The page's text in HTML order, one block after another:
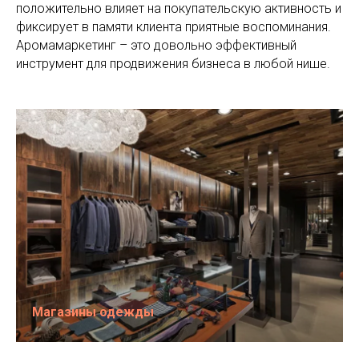
положительно влияет на покупательскую активность и
фиксирует в памяти клиента приятные воспоминания.
Аромамаркетинг – это довольно эффективный
инструмент для продвижения бизнеса в любой нише.
Магазины одежды